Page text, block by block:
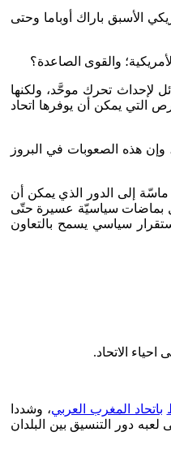
الأسبق باراك أوباما وحتى
والقوى الصاعدة؟
لإحداث تحرك موحَّد، ولكنها
التي يمكن أن يوفرها اتحاد
وإن هذه الصعوبات في البروز
ماسّة إلى الدور الذي يمكن أن
بماضات سياسيّة عسيرة حتّى
سياسي يسمح بالتعاون
الاتحاد.
باتحاد المغرب العربي، وشددا
على لعبه دور التنسيق بين البلدان